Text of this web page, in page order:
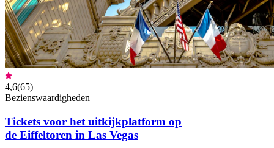
4,6(65)
Bezienswaardigheden
Tickets voor het uitkijkplatform op
de Eiffeltoren in Las Vegas